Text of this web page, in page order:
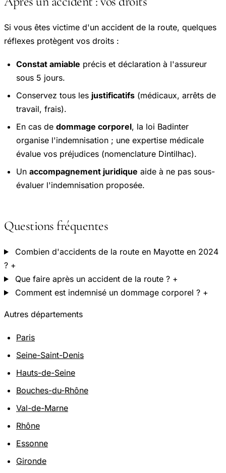
Si vous êtes victime d'un accident de la route, quelques
réflexes protègent vos droits :
Constat amiable précis et déclaration à l'assureur
sous 5 jours.
Conservez tous les justificatifs (médicaux, arrêts de
travail, frais).
En cas de dommage corporel, la loi Badinter
organise l'indemnisation ; une expertise médicale
évalue vos préjudices (nomenclature Dintilhac).
Un accompagnement juridique aide à ne pas sous-
évaluer l'indemnisation proposée.
Questions fréquentes
Combien d'accidents de la route en Mayotte en 2024
? +
Que faire après un accident de la route ? +
Comment est indemnisé un dommage corporel ? +
Autres départements
Paris
Seine-Saint-Denis
Hauts-de-Seine
Bouches-du-Rhône
Val-de-Marne
Rhône
Essonne
Gironde